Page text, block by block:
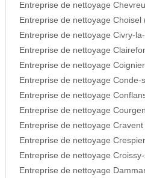
Entreprise de nettoyage
Entreprise de nettoyage Choisel
Entreprise de nettoyage Civry-
Entreprise de nettoyage
Entreprise de nettoyage
Entreprise de nettoyage Conde-
Entreprise de nettoyage
Entreprise de nettoyage
Entreprise de nettoyage
Entreprise de nettoyage
Entreprise de nettoyage
Entreprise de nettoyage